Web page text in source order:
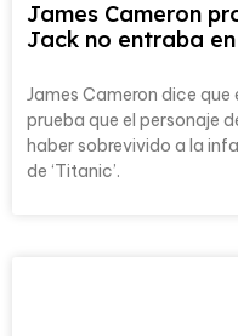
James Cameron
Jack no entraba
James Cameron dice
prueba que el personaje
haber sobrevivido a la
de ‘Titanic’.